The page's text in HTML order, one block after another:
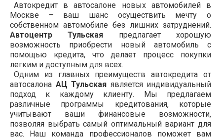
Автокредит в автосалоне новых автомобилей в
Москве – ваш шанс осуществить мечту о
собственном автомобиле без лишних затруднений.
Автоцентр Тульская предлагает хорошую
возможность приобрести новый автомобиль с
помощью кредита, что делает процесс покупки
легким и доступным для всех.
Одним из главных преимуществ автокредита от
автосалона АЦ Тульская является индивидуальный
подход к каждому клиенту. Мы предлагаем
различные программы кредитования, которые
учитывают ваши финансовые возможности,
позволяя выбрать самый оптимальный вариант для
вас. Наш команда профессионалов поможет вам